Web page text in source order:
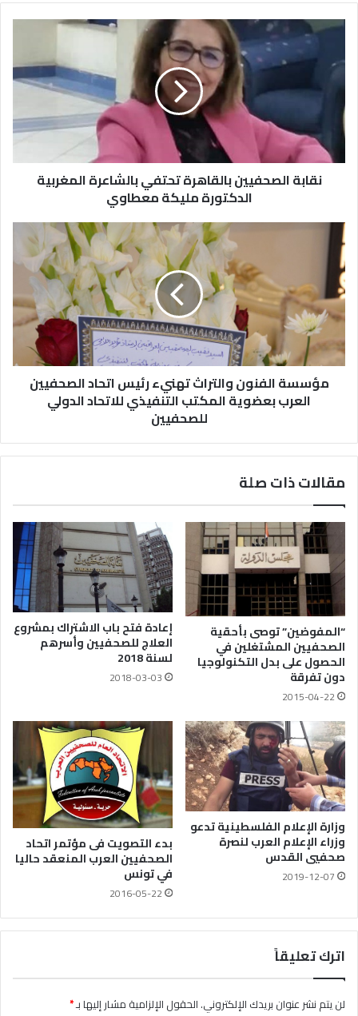
نقابة الصحفيين بالقاهرة تحتفي بالشاعرة المغربية
الدكتورة مليكة معطاوي
مؤسسة الفنون والتراث تهنيء رئيس اتحاد الصحفيين
العرب بعضوية المكتب التنفيذي للاتحاد الدولي
للصحفيين
مقالات ذات صلة
“المفوضين” توصى بأحقية
الصحفيين المشتغلين في
الحصول على بدل التكنولوجيا
دون تفرقة
2015-04-22
إعادة فتح باب الاشتراك بمشروع
العلاج للصحفيين وأسرهم
لسنة 2018
2018-03-03
وزارة الإعلام الفلسطينية تدعو
وزراء الإعلام العرب لنصرة
صحفيي القدس
2019-12-07
بدء التصويت فى مؤتمر اتحاد
الصحفيين العرب المنعقد حاليا
في تونس
2016-05-22
اترك تعليقاً
لن يتم نشر عنوان بريدك الإلكتروني.الحقول الإلزامية مشار إليها بـ*